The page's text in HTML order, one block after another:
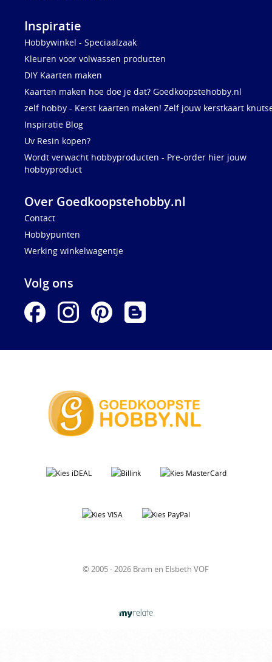
Inspiratie
Hobbywinkel - Speciaalzaak
Kleuren voor volwassen producten
DIY Kaarten maken
Kaarten maken hoe doe je dat? Goedkoopstehobby.nl
zelf hobby - Kerst kaarten maken! Zelf jouw kerstkaart
Inspiratie Blog
Uv Resin kopen?
Wordt verwacht hobbyproducten - Pre-order hier jouw
hobbyproduct
Over Goedkoopstehobby.nl
Contact
Hobbypunten
Werking winkelwagentje
Volg ons
© 2005 - 2026 Bram en Elsbeth VOF